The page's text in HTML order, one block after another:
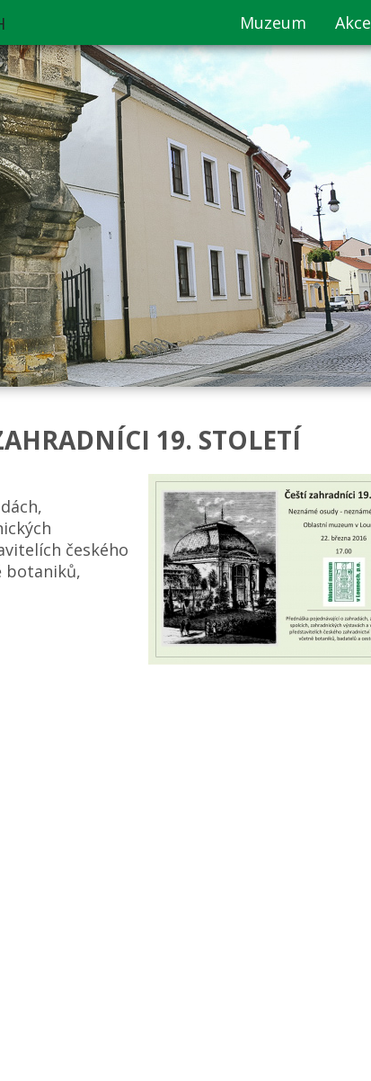
Muzeum Akce
19. STOLETÍ
českého
botaniků,